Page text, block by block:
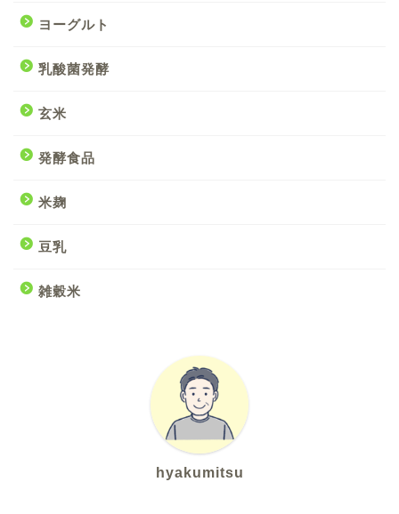
ヨーグルト
乳酸菌発酵
玄米
発酵食品
米麹
豆乳
雑穀米
hyakumitsu